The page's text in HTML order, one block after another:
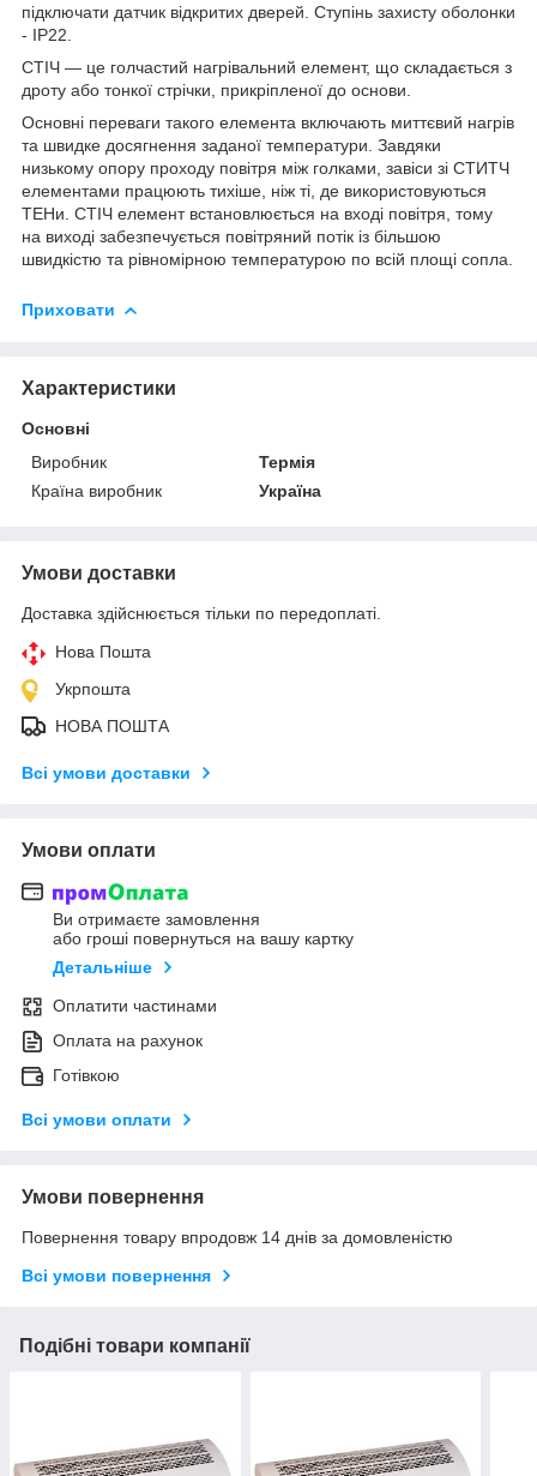
підключати датчик відкритих дверей. Ступінь захисту оболонки
- IP22.
СТІЧ — це голчастий нагрівальний елемент, що складається з
дроту або тонкої стрічки, прикріпленої до основи.
Основні переваги такого елемента включають миттєвий нагрів
та швидке досягнення заданої температури. Завдяки
низькому опору проходу повітря між голками, завіси зі СТИТЧ
елементами працюють тихіше, ніж ті, де використовуються
ТЕНи. СТІЧ елемент встановлюється на вході повітря, тому
на виході забезпечується повітряний потік із більшою
швидкістю та рівномірною температурою по всій площі сопла.
Приховати
Характеристики
Основні
Виробник
Термія
Країна виробник
Україна
Умови доставки
Доставка здійснюється тільки по передоплаті.
Нова Пошта
Укрпошта
НОВА ПОШТА
Всі умови доставки
Умови оплати
Ви отримаєте замовлення
або гроші повернуться на вашу картку
Детальніше
Оплатити частинами
Оплата на рахунок
Готівкою
Всі умови оплати
Умови повернення
Повернення товару впродовж 14 днів за домовленістю
Всі умови повернення
Подібні товари компанії